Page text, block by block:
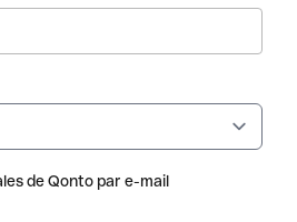
de Qonto par e-mail